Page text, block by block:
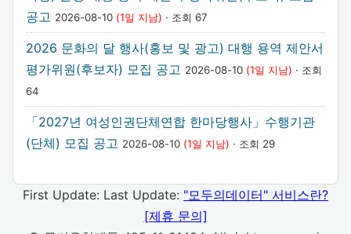
공고 2026-08-10 (1일 지남) · 조회 67
2026 문화의 달 행사(홍보 및 광고) 대행 용역 제안서
평가위원(후보자) 모집 공고 2026-08-10 (1일 지남) · 조회
64
「2027년 여성인권단체연합 한마당행사」수행기관
(단체) 모집 공고 2026-08-10 (1일 지남) · 조회 29
First Update: Last Update: "모두의데이터" 서비스란?
[제휴 문의]